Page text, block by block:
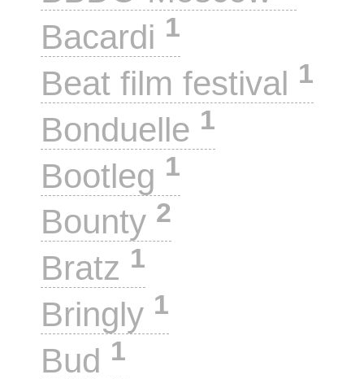
Bacardi 1
Beat film festival 1
Bonduelle 1
Bootleg 1
Bounty 2
Bratz 1
Bringly 1
Bud 1